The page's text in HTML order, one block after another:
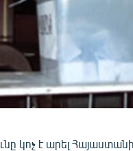
կոչ է արել Հայաստանի